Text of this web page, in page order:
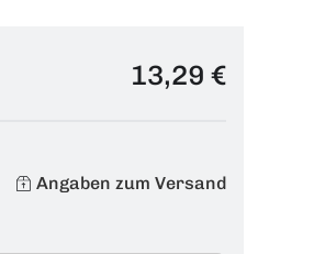
13,29 €
Angaben zum Versand